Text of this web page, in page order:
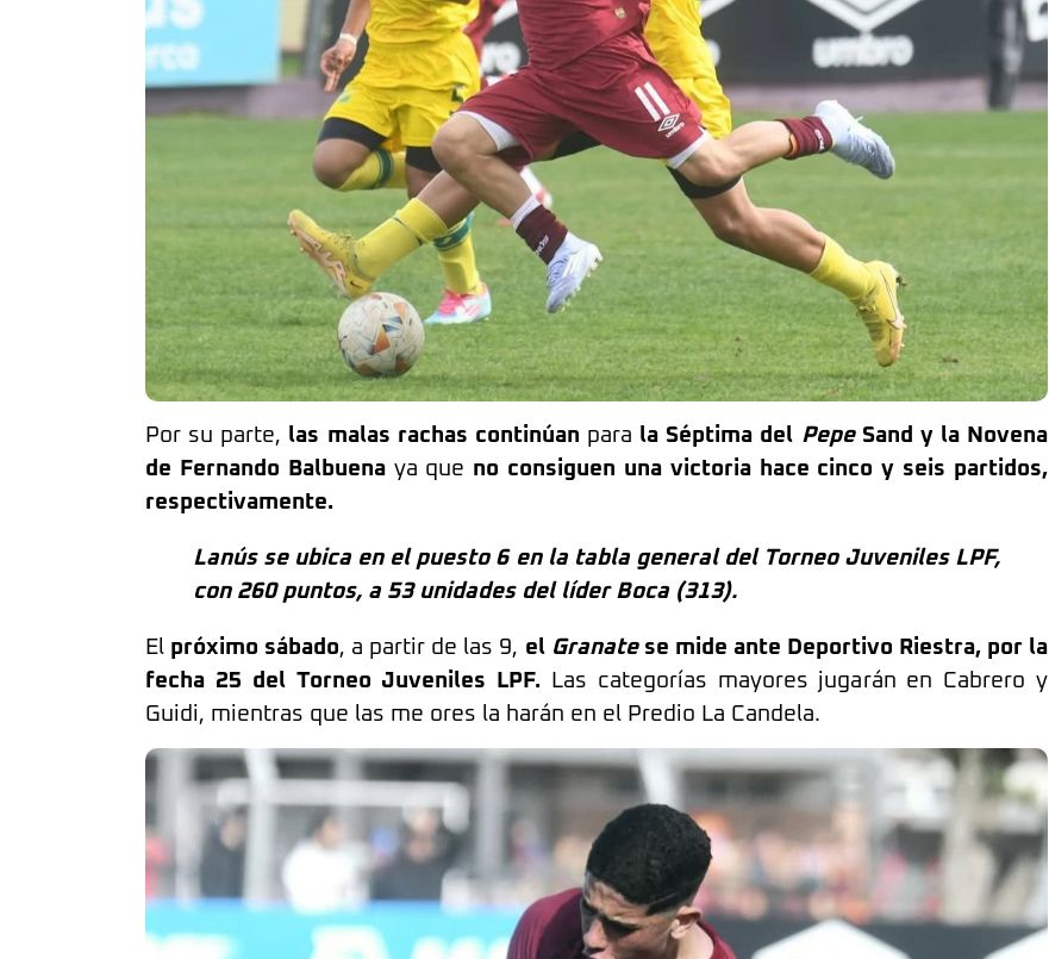
Por su parte, las malas rachas continúan para la Séptima del PepeSand y la Novena
de Fernando Balbuenaya que no consiguen una victoria hace cinco y seis partidos,
respectivamente.
Lanús se ubica en el puesto 6 en la tabla general del Torneo Juveniles LPF,
con 260 puntos, a 53 unidades del líder Boca (313).
El próximo sábado, a partir de las 9, el Granatese mide ante Deportivo Riestra, por la
fecha 25 del Torneo Juveniles LPF.
Las categorías mayores jugarán en Cabrero y
Guidi, mientras que las me ores la harán en el Predio La Candela.